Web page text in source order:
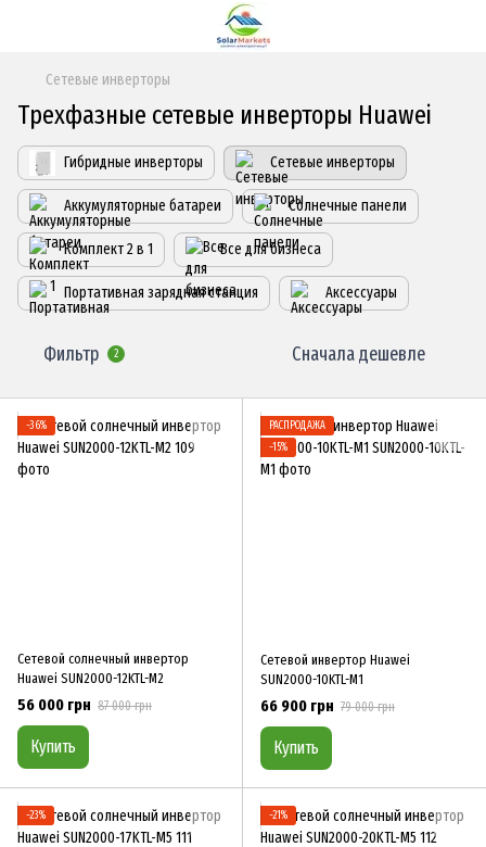
Сетевые инверторы
Трехфазные сетевые инверторы Huawei
Гибридные инверторы Сетевые инверторы
Аккумуляторные батареи Солнечные панели
Комплект 2 в 1 Все для бизнеса
Портативная зарядная станция Аксессуары
Фильтр 2 Сначала дешевле
−36%
Сетевой солнечный инвертор
Huawei SUN2000-12KTL-M2
56 000 грн 87 000 грн
Купить
РАСПРОДАЖА
−15%
Сетевой инвертор Huawei
SUN2000-10KTL-M1
66 900 грн 79 000 грн
Купить
−23% −21%